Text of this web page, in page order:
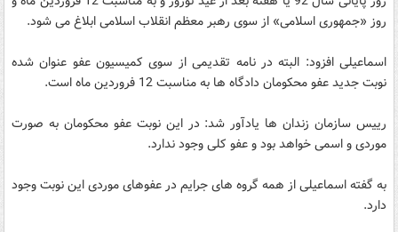
روز «جمهوری اسلامی» از سوی رهبر معظم انقلاب اسلامی ابلاغ می شود.
اسماعیلی افزود: البته در نامه تقدیمی از سوی کمیسیونعفو عنوان شده
نوبت جدیدعفومحکومان دادگاه ها به مناسبت 12 فروردین ماه است.
رییس سازمان زندان ها یادآور شد: در این نوبتعفو محکومان به صورت
موردی و اسمی خواهد بود وعفو کلی وجود ندارد.
به گفته اسماعیلی از همه گروه های جرایم در عفوهای موردی این نوبت وجود
دارد.